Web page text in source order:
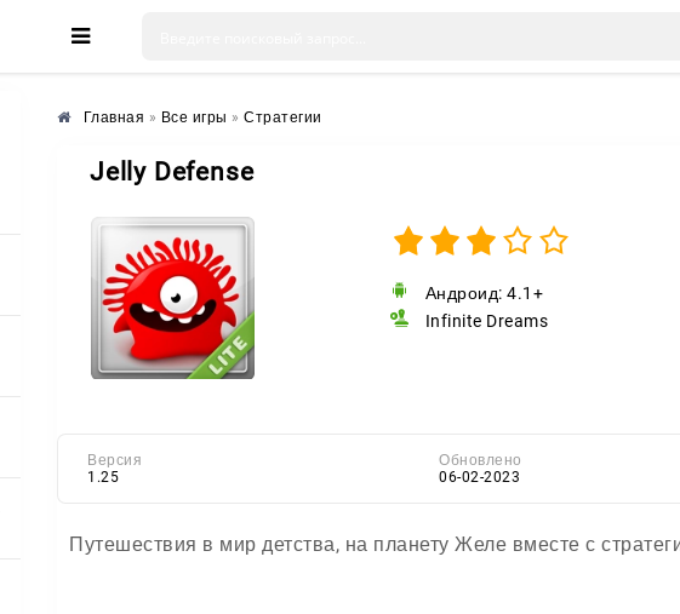
Главная » Все игры » Стратегии
Jelly Defense
Андроид: 4.1+
Infinite Dreams
Версия
1.25
Обновлено
06-02-2023
Путешествия в мир детства, на планету Желе вместе с